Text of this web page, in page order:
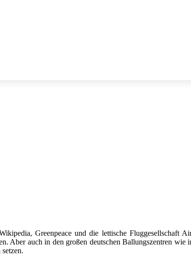
Greenpeace und die lettische Fluggesellschaft
Aber auch in den großen deutschen Ballungszentren wie